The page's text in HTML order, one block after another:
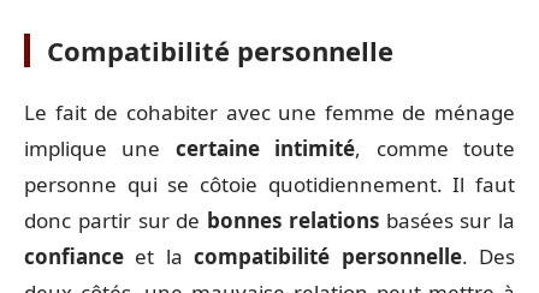
Compatibilité personnelle
Le fait de cohabiter avec une femme de ménage
implique une certaine intimité, comme toute
personne qui se côtoie quotidiennement. Il faut
donc partir sur de bonnes relationsbasées sur la
confiance et lacompatibilité personnelle. Des